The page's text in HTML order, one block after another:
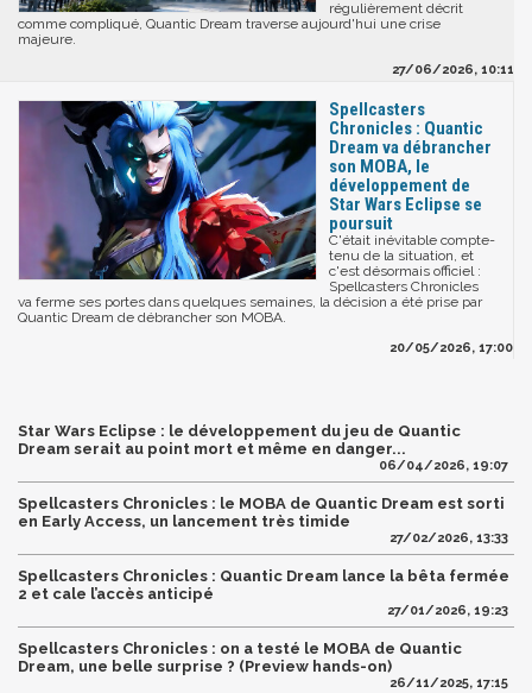
régulièrement décrit
comme compliqué, Quantic Dream traverse aujourd'hui une crise
majeure.
27/06/2026, 10:11
Spellcasters
Chronicles : Quantic
Dream va débrancher
son MOBA, le
développement de
Star Wars Eclipse se
poursuit
C'était inévitable compte-
tenu de la situation, et
c'est désormais officiel :
Spellcasters Chronicles
va ferme ses portes dans quelques semaines, la décision a été prise par
Quantic Dream de débrancher son MOBA.
20/05/2026, 17:00
Star Wars Eclipse : le développement du jeu de Quantic
Dream serait au point mort et même en danger...
06/04/2026, 19:07
Spellcasters Chronicles : le MOBA de Quantic Dream est sorti
en Early Access, un lancement très timide
27/02/2026, 13:33
Spellcasters Chronicles : Quantic Dream lance la bêta fermée
2 et cale l’accès anticipé
27/01/2026, 19:23
Spellcasters Chronicles : on a testé le MOBA de Quantic
Dream, une belle surprise ? (Preview hands-on)
26/11/2025, 17:15